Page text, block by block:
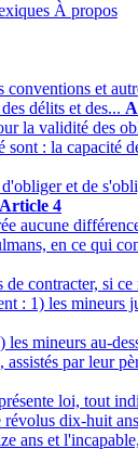
À propos
et
délits et des...
la validité des
sont : la capacité
et de
Article 4
aucune
en ce qui
contracter, si ce
: 1) les mineurs
mineurs au-
par leur
loi, tout
dix-huit
ans et